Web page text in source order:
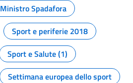
Ministro Spadafora
Sport e periferie 2018
Sport e Salute (1)
Settimana europea dello sport